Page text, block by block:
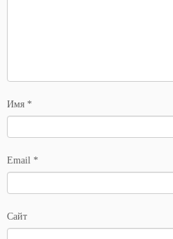
Имя *
Email *
Сайт